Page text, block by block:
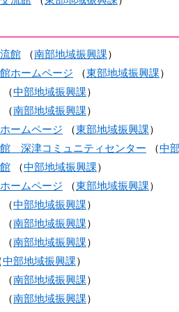
館 （南部地域振興課）
ホームページ （東部地域振興課）
（中部地域振興課）
（南部地域振興課）
ームページ （東部地域振興課）
深津コミュニティセンター （中
（中部地域振興課）
ームページ （東部地域振興課）
（中部地域振興課）
（南部地域振興課）
（南部地域振興課）
中部地域振興課）
（南部地域振興課）
（南部地域振興課）